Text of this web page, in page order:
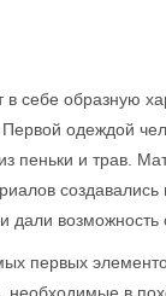
в себе образную
одеждой
пеньки и трав.
дали
первых